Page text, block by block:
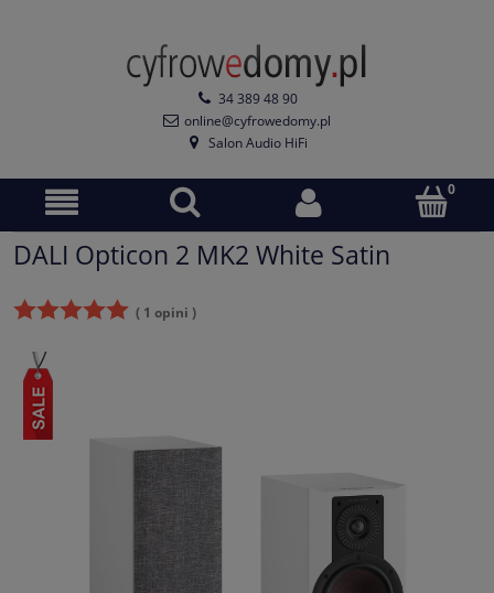
34 389 48 90
online@cyfrowedomy.pl
Salon Audio HiFi
DALI Opticon 2 MK2 White Satin
( 1 opini )